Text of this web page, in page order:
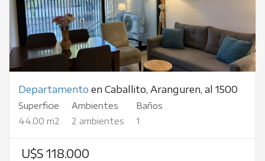
Departamento en Caballito, Aranguren, al 1500
Superficie
44.00 m2
Ambientes
2 ambientes
Baños
1
U$S 118.000